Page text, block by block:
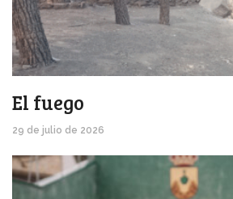
El fuego
29 de julio de 2026